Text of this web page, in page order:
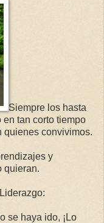
Siempre los hasta
en tan corto tiempo
quienes convivimos.
y
quieran.
se haya ido, ¡Lo